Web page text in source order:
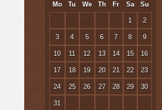
Mo Tu We Th Fr Sa Su
1 2
3 4 5 6 7 8 9
10 11 12 13 14 15 16
17 18 19 20 21 22 23
24 25 26 27 28 29 30
31